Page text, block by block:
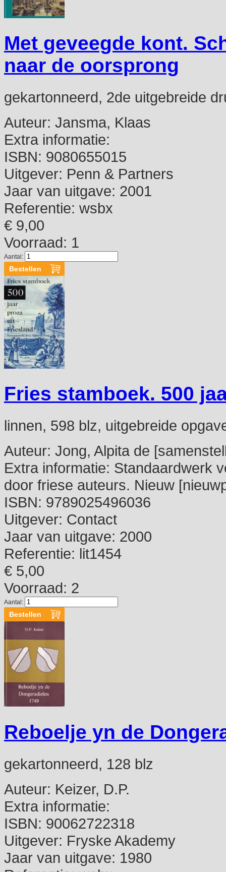
Met geveegde kont.
naar de oorsprong
gekartonneerd, 2de uitgebreide
Auteur: Jansma, Klaas
Extra informatie:
ISBN: 9080655015
Uitgever: Penn & Partners
Jaar van uitgave: 2001
Referentie: wsbx
€ 9,00
Voorraad: 1
Aantal:
Fries stamboek. 500
linnen, 598 blz, uitgebreide
Auteur: Jong, Alpita de
Extra informatie: Standaardwerk
door friese auteurs. Nieuw
ISBN: 9789025496036
Uitgever: Contact
Jaar van uitgave: 2000
Referentie: lit1454
€ 5,00
Voorraad: 2
Aantal:
Reboelje yn de
gekartonneerd, 128 blz
Auteur: Keizer, D.P.
Extra informatie:
ISBN: 90062722318
Uitgever: Fryske Akademy
Jaar van uitgave: 1980